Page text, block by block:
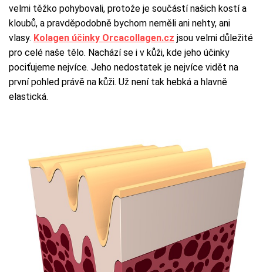
velmi těžko pohybovali, protože je součástí našich kostí a
kloubů, a pravděpodobně bychom neměli ani nehty, ani
vlasy. Kolagen účinky Orcacollagen.cz jsou velmi důležité
pro celé naše tělo. Nachází se i v kůži, kde jeho účinky
pociťujeme nejvíce. Jeho nedostatek je nejvíce vidět na
první pohled právě na kůži. Už není tak hebká a hlavně
elastická.